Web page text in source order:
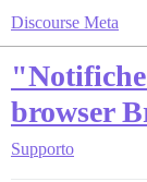
Discourse Meta
browser
Supporto